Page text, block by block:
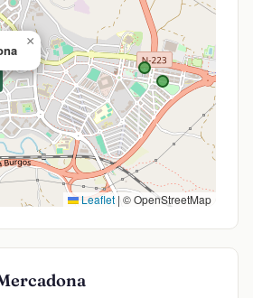
×
Leaflet | © OpenStreetMap